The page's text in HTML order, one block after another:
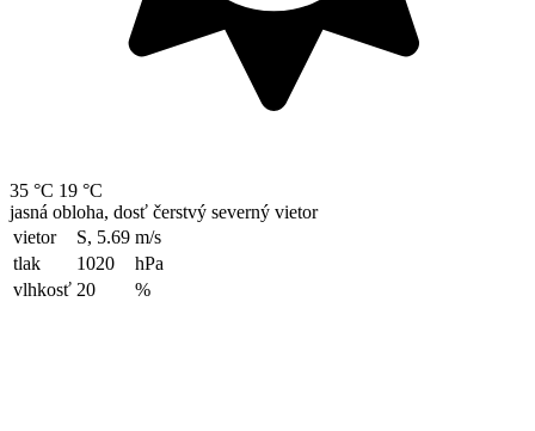
35 °C 19 °C
jasná obloha, dosť čerstvý severný vietor
vietor
S, 5.69 m/s
tlak
1020
hPa
vlhkosť 20 %